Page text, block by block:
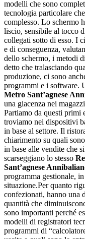
modelli che sono
tecnologia particolare
complesso. Lo schermo
liscio, sensibile al tocco
collegati sotto di esso. I
e di conseguenza,
dello schermo, i metodi
detto che tralasciando
produzione, ci sono
programmi e i software.
Metro Sant’agnese
una giacenza nei
Partiamo da questi primi
troviamo nei dispositivi
in base al settore. Il
chiarimento su quali
in base alle vendite che
scarseggiano lo stesso
Sant’agnese
programma gestionale,
situazione.Per quanto
confezionati, hanno una
quantità che
sono importanti perché
modelli di registratori
programmi di